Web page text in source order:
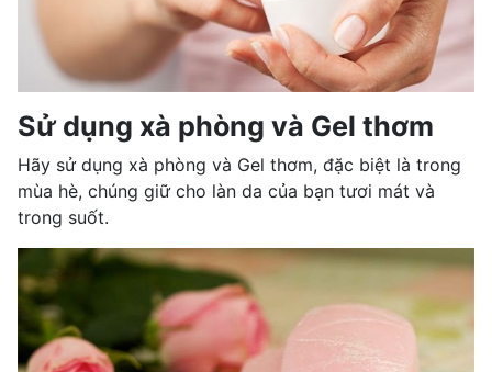
Sử dụng xà phòng và Gel thơm
Hãy sử dụng xà phòng và Gel thơm, đặc biệt là trong
mùa hè, chúng giữ cho làn da của bạn tươi mát và
trong suốt.